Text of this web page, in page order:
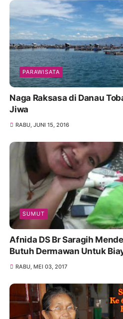
PARAWISATA
Naga Raksasa di Danau
Jiwa
RABU, JUNI 15, 2016
SUMUT
Afnida DS Br Saragih
Butuh Dermawan Untuk
RABU, MEI 03, 2017